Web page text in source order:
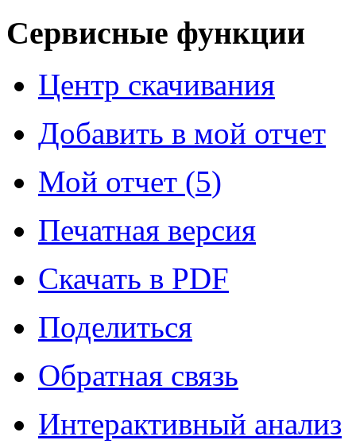
Сервисные функции
Центр скачивания
Добавить в мой отчет
Мой отчет (5)
Печатная версия
Скачать в PDF
Поделиться
Обратная связь
Интерактивный анализ